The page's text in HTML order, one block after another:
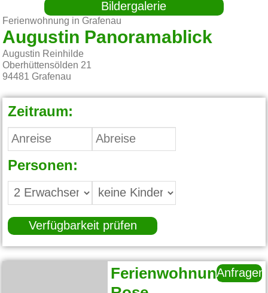
Bildergalerie
Ferienwohnung in Grafenau
Augustin Panoramablick
Augustin Reinhilde
Oberhüttensölden 21
94481 Grafenau
Zeitraum:
Personen:
Verfügbarkeit prüfen
FerienwohnungAnfragen